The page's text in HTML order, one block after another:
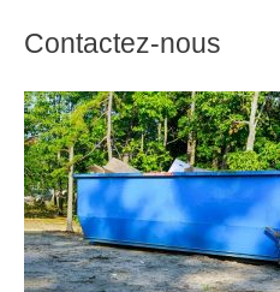
Contactez-nous